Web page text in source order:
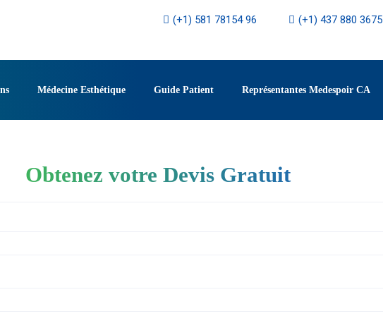
(+1) 581 78154 96 (+1) 437 880 3675
Médecine Esthétique Guide Patient Représentantes Medespoir CA
Obtenez votre Devis Gratuit